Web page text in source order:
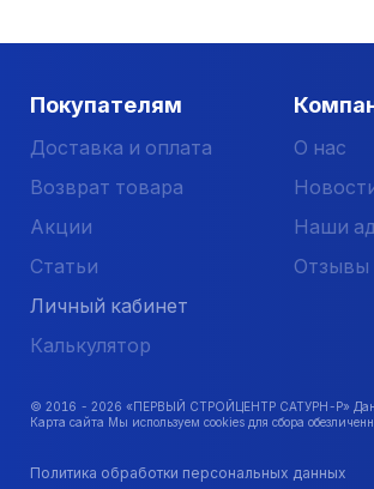
Покупателям
Доставка и оплата
Возврат товара
Акции
Статьи
Личный кабинет
Калькулятор
О нас
Наши
Отзывы
© 2016 - 2026 «ПЕРВЫЙ СТРОЙЦЕНТР САТУРН-Р»
Карта сайта Мы используем cookies для сбора
Политика обработки персональных данных